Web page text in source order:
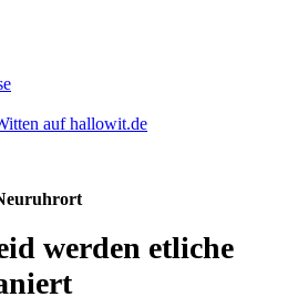
auf hallowit.de
werden etliche